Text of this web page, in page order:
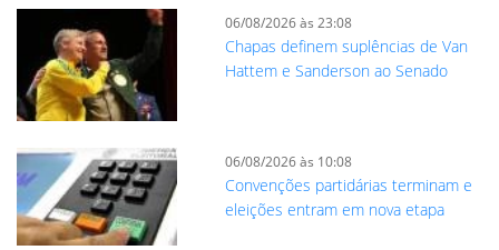
06/08/2026 às 23:08
Chapas definem suplências de Van
Hattem e Sanderson ao Senado
06/08/2026 às 10:08
Convenções partidárias terminam e
eleições entram em nova etapa